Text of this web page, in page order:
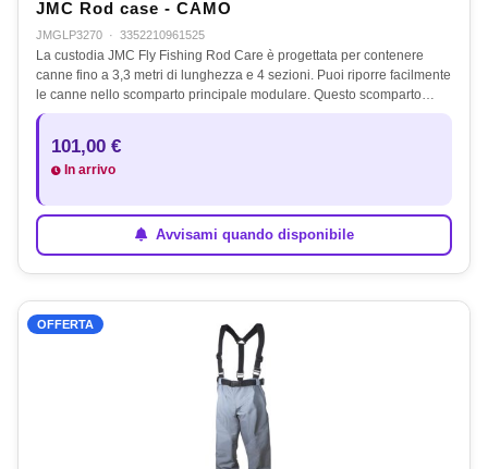
JMC Rod case - CAMO
JMGLP3270 · 3352210961525
La custodia JMC Fly Fishing Rod Care è progettata per contenere
canne fino a 3,3 metri di lunghezza e 4 sezioni. Puoi riporre facilmente
le canne nello scomparto principale modulare. Questo scomparto…
101,00 €
In arrivo
Avvisami quando disponibile
OFFERTA